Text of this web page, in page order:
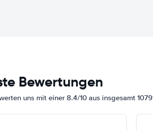
Bewertungen
uns mit einer 8.4/10 aus insgesamt